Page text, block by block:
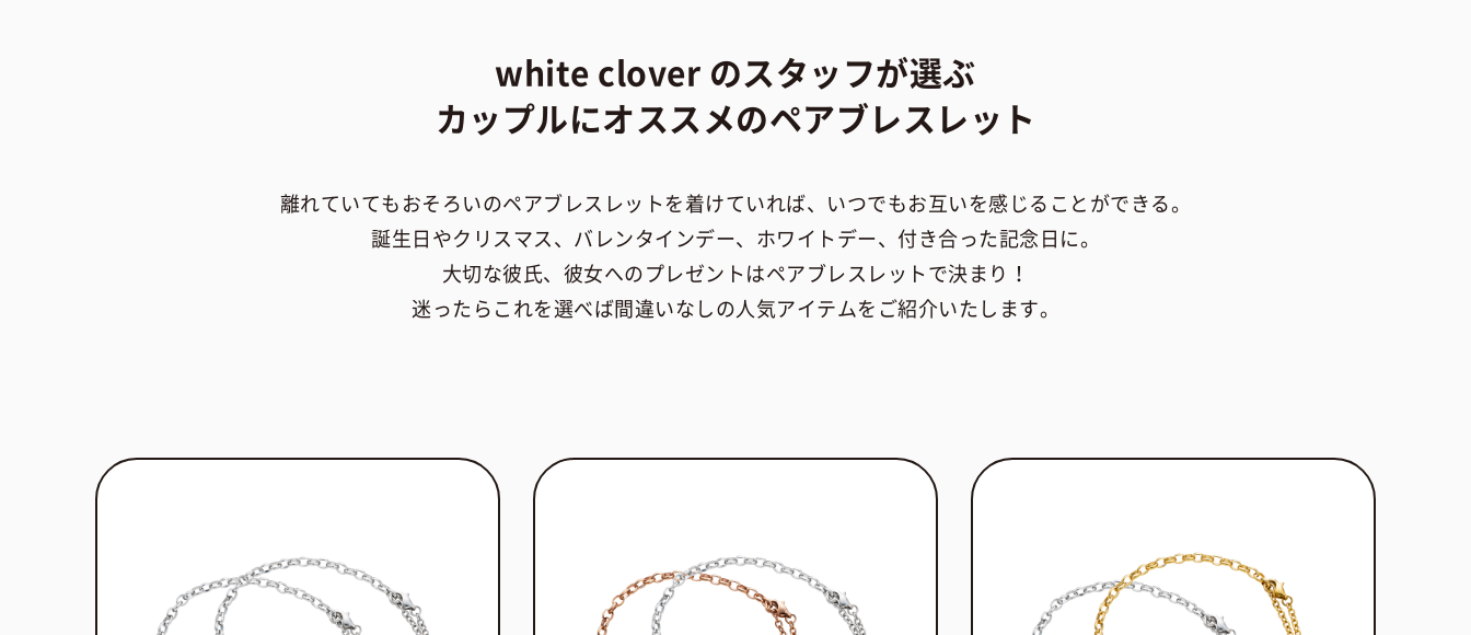
white clover のスタッフが選ぶ
カップルにオススメのペアブレスレット
離れていてもおそろいのペアブレスレットを着けていれば、いつでもお互いを感じることができる。
誕生日やクリスマス、バレンタインデー、ホワイトデー、付き合った記念日に。
大切な彼氏、彼女へのプレゼントはペアブレスレットで決まり！
迷ったらこれを選べば間違いなしの人気アイテムをご紹介いたします。